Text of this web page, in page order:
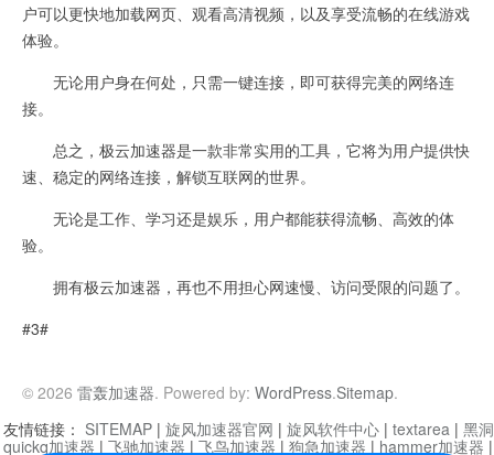
户可以更快地加载网页、观看高清视频，以及享受流畅的在线游戏
体验。
无论用户身在何处，只需一键连接，即可获得完美的网络连
接。
总之，极云加速器是一款非常实用的工具，它将为用户提供快
速、稳定的网络连接，解锁互联网的世界。
无论是工作、学习还是娱乐，用户都能获得流畅、高效的体
验。
拥有极云加速器，再也不用担心网速慢、访问受限的问题了。
#3#
© 2026 雷轰加速器. Powered by: WordPress.Sitemap.
友情链接： SITEMAP | 旋风加速器官网 | 旋风软件中心 | textarea | 黑
quickq加速器 | 飞驰加速器 | 飞鸟加速器 | 狗急加速器 | hammer加速器